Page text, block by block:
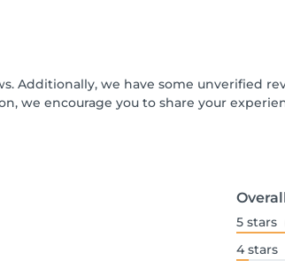
Additionally, we have some unverified
we encourage you to share your
5 stars
4 stars